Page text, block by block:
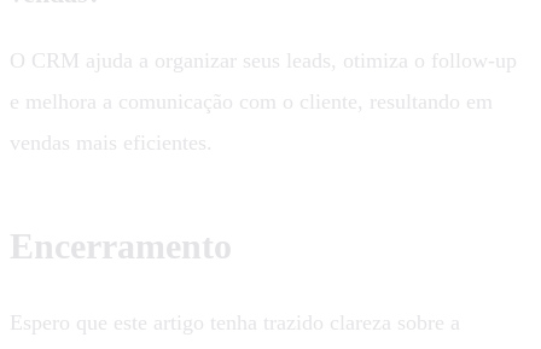
O CRM ajuda a organizar seus leads, otimiza o follow-up
e melhora a comunicação com o cliente, resultando em
vendas mais eficientes.
Encerramento
Espero que este artigo tenha trazido clareza sobre a